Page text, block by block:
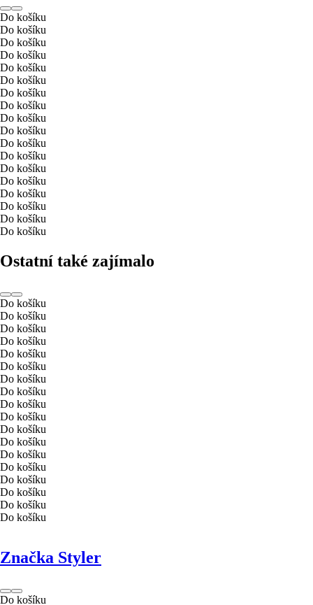
Do košíku
Do košíku
Do košíku
Do košíku
Do košíku
Do košíku
Do košíku
Do košíku
Do košíku
Do košíku
Do košíku
Do košíku
Do košíku
Do košíku
Do košíku
Do košíku
Do košíku
Do košíku
Ostatní také zajímalo
Do košíku
Do košíku
Do košíku
Do košíku
Do košíku
Do košíku
Do košíku
Do košíku
Do košíku
Do košíku
Do košíku
Do košíku
Do košíku
Do košíku
Do košíku
Do košíku
Do košíku
Do košíku
Značka Styler
Do košíku